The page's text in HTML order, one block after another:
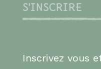
S'INSCRIRE
Inscrivez vous